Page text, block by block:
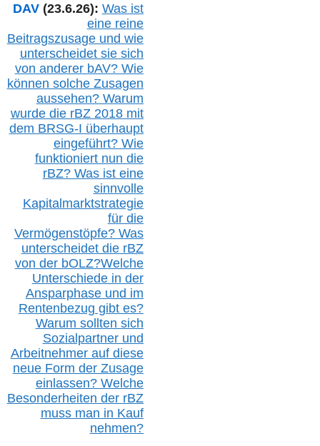
DAV (23.6.26): Was ist
eine reine
Beitragszusage und wie
unterscheidet sie sich
von anderer bAV? Wie
können solche Zusagen
aussehen? Warum
wurde die rBZ2018 mit
dem BRSG-I überhaupt
eingeführt? Wie
funktioniert nun die
rBZ? Was ist eine
sinnvolle
Kapitalmarktstrategie
für die
Vermögenstöpfe? Was
unterscheidet die rBZ
von der bOLZ?Welche
Unterschiede in der
Ansparphase und im
Rentenbezug gibt es?
Warum sollten sich
Sozialpartner und
Arbeitnehmer auf diese
neue Form der Zusage
einlassen? Welche
Besonderheiten der rBZ
muss man in Kauf
nehmen?